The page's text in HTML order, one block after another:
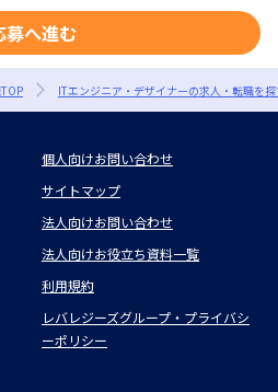
募へ進む
ITエンジニア・デザイナーの求人・転職を
個人向けお問い合わせ
サイトマップ
法人向けお問い合わせ
法人向けお役立ち資料一覧
利用規約
レバレジーズグループ・プライバシ
ーポリシー